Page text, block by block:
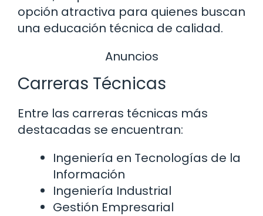
opción atractiva para quienes buscan
una educación técnica de calidad.
Anuncios
Carreras Técnicas
Entre las carreras técnicas más
destacadas se encuentran:
Ingeniería en Tecnologías de la
Información
Ingeniería Industrial
Gestión Empresarial